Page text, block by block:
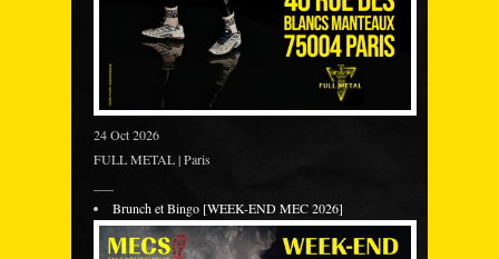
24 Oct 2026
FULL METAL | Paris
Brunch et Bingo [WEEK-END MEC 2026]